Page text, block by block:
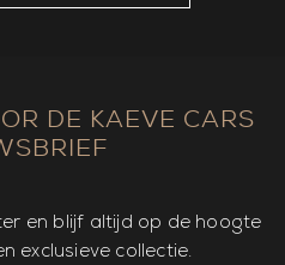
DE KAEVE CARS
en blijf altijd op de hoogte
exclusieve collectie.